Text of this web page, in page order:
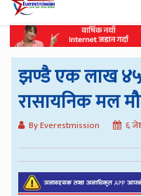
झण्डै एक लाख ४५
रासायनिक मल
By Everestmission ६